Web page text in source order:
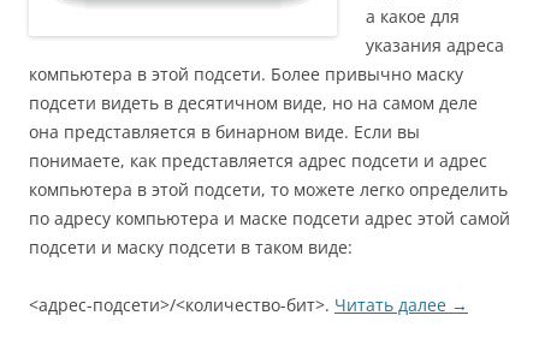
а какое для
указания адреса
компьютера в этой подсети. Более привычно маску
подсети видеть в десятичном виде, но на самом деле
она представляется в бинарном виде. Если вы
понимаете, как представляется адрес подсети и адрес
компьютера в этой подсети, то можете легко определить
по адресу компьютера и маске подсети адрес этой самой
подсети и маску подсети в таком виде:
<адрес-подсети>/<количество-бит>. Читать далее →